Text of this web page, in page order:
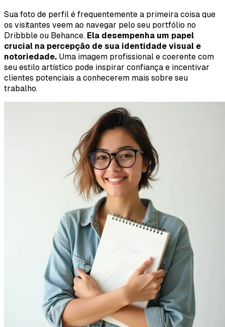
Sua foto de perfil é frequentemente a primeira coisa que
os visitantes veem ao navegar pelo seu portfólio no
Dribbble ou Behance. Ela desempenha um papel
crucial na percepção de sua identidade visual e
notoriedade. Uma imagem profissional e coerente com
seu estilo artístico pode inspirar confiança e incentivar
clientes potenciais a conhecerem mais sobre seu
trabalho.